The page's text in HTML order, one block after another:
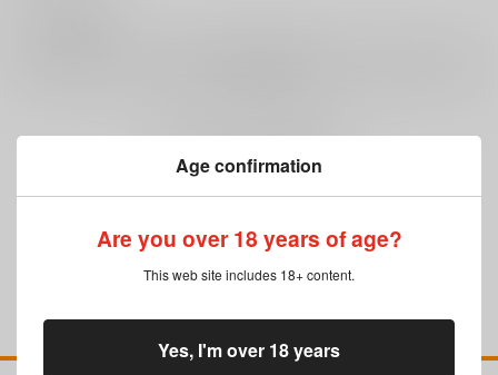
Age confirmation
Are you over 18 years of age?
This web site includes 18+ content.
Yes, I'm over 18 years